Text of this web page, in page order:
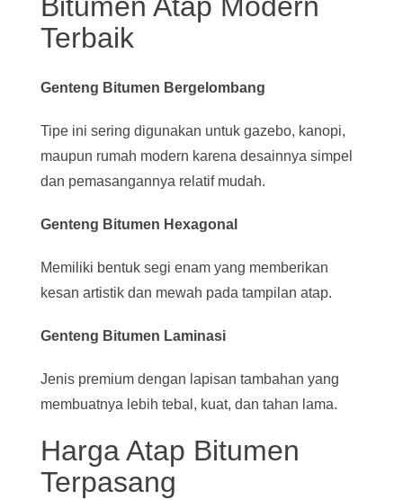
Terbaik
Genteng Bitumen Bergelombang
Tipe ini sering digunakan untuk gazebo, kanopi,
maupun rumah modern karena desainnya simpel
dan pemasangannya relatif mudah.
Genteng Bitumen Hexagonal
Memiliki bentuk segi enam yang memberikan
kesan artistik dan mewah pada tampilan atap.
Genteng Bitumen Laminasi
Jenis premium dengan lapisan tambahan yang
membuatnya lebih tebal, kuat, dan tahan lama.
Harga Atap Bitumen
Terpasang